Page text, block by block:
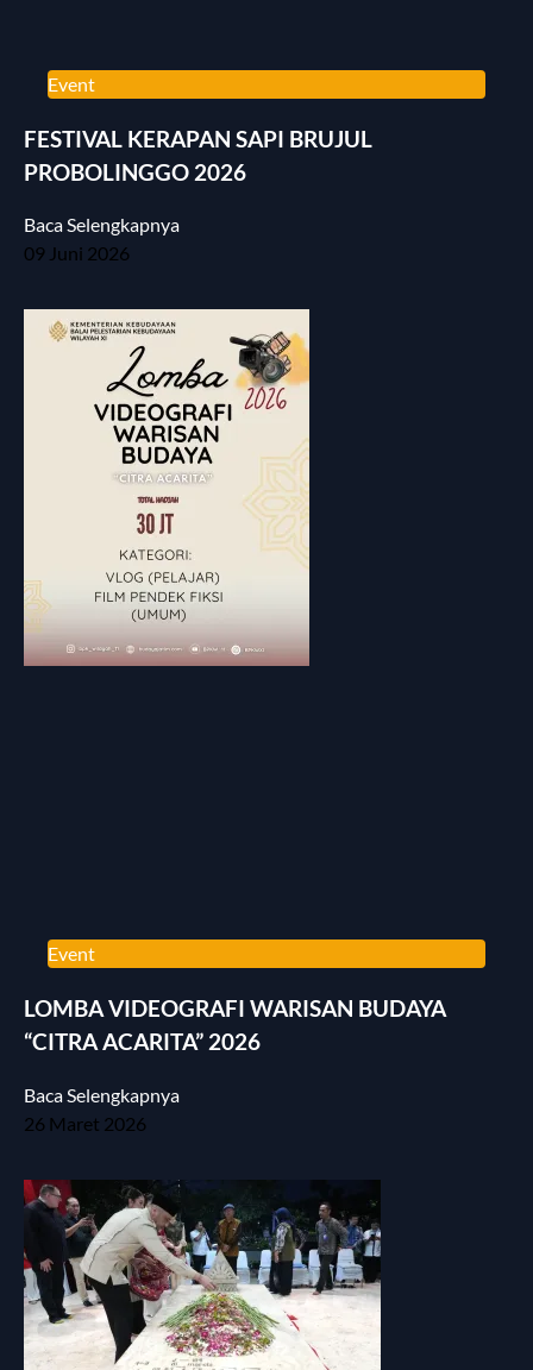
Event
FESTIVAL KERAPAN SAPI BRUJUL
PROBOLINGGO 2026
Baca Selengkapnya
09 Juni 2026
Event
LOMBA VIDEOGRAFI WARISAN BUDAYA
“CITRA ACARITA” 2026
Baca Selengkapnya
26 Maret 2026